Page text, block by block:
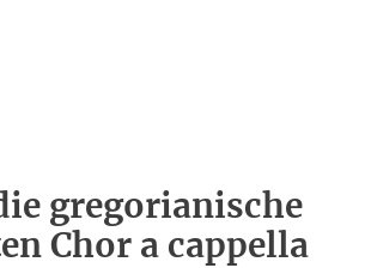
gregorianische
Chor a cappella